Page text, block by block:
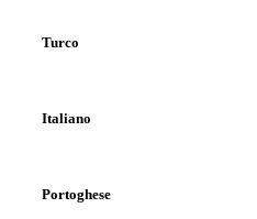
Turco
Italiano
Portoghese